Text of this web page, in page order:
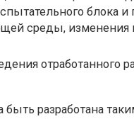
блока
среды, изменения
отработанного
разработана